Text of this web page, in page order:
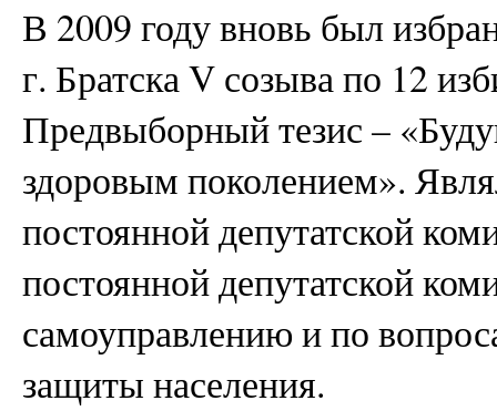
В 2009 году вновь был
г. Братска V созыва по 12
Предвыборный тезис –
здоровым поколением».
постоянной депутатской
постоянной депутатской
самоуправлению и по
защиты населения.